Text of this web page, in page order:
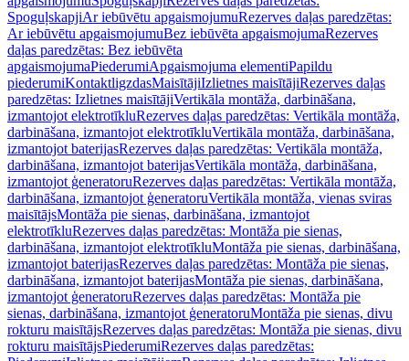
SpoguļskapjiAr iebūvētu apgaismojumuRezerves daļas paredzētas:
Ar iebūvētu apgaismojumuBez iebūvēta apgaismojumaRezerves
daļas paredzētas: Bez iebūvēta
apgaismojumaPiederumiApgaismojuma elementiPapildu
piederumiKontaktligzdasMaisītājiIzlietnes maisītājiRezerves daļas
paredzētas: Izlietnes maisītājiVertikāla montāža, darbināšana,
izmantojot elektrotīkluRezerves daļas paredzētas: Vertikāla montāža,
darbināšana, izmantojot elektrotīkluVertikāla montāža, darbināšana,
izmantojot baterijasRezerves daļas paredzētas: Vertikāla montāža,
darbināšana, izmantojot baterijasVertikāla montāža, darbināšana,
izmantojot ģeneratoruRezerves daļas paredzētas: Vertikāla montāža,
darbināšana, izmantojot ģeneratoruVertikāla montāža, vienas sviras
maisītājsMontāža pie sienas, darbināšana, izmantojot
elektrotīkluRezerves daļas paredzētas: Montāža pie sienas,
darbināšana, izmantojot elektrotīkluMontāža pie sienas, darbināšana,
izmantojot baterijasRezerves daļas paredzētas: Montāža pie sienas,
darbināšana, izmantojot baterijasMontāža pie sienas, darbināšana,
izmantojot ģeneratoruRezerves daļas paredzētas: Montāža pie
sienas, darbināšana, izmantojot ģeneratoruMontāža pie sienas, divu
rokturu maisītājsRezerves daļas paredzētas: Montāža pie sienas, divu
rokturu maisītājsPiederumiRezerves daļas paredzētas: